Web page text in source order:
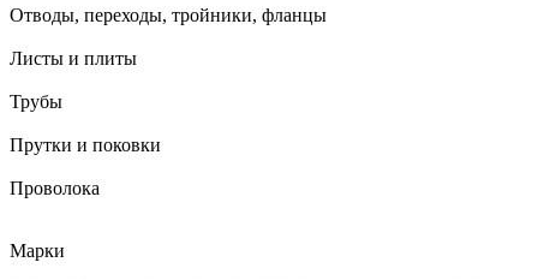
Отводы, переходы, тройники, фланцы
Листы и плиты
Трубы
Прутки и поковки
Проволока
Марки